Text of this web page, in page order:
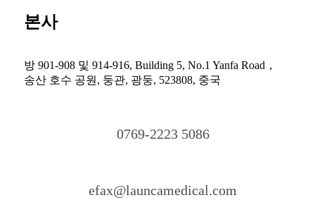
본사
방 901-908 및 914-916, Building 5, No.1 Yanfa Road，
송산 호수 공원, 둥관, 광둥, 523808, 중국
0769-2223 5086
efax@launcamedical.com